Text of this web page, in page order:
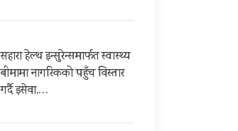
सहारा हेल्थ इन्सुरेन्समार्फत स्वास्थ्य
बीमामा नागरिकको पहुँच विस्तार
गर्दै इसेवा,…